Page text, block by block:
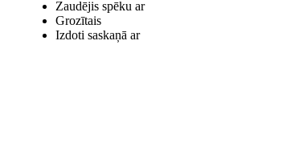
Zaudējis spēku ar
Grozītais
Izdoti saskaņā ar